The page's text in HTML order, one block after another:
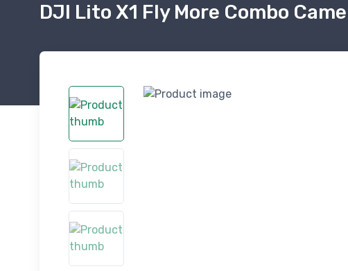
DJI Lito X1 Fly More Combo